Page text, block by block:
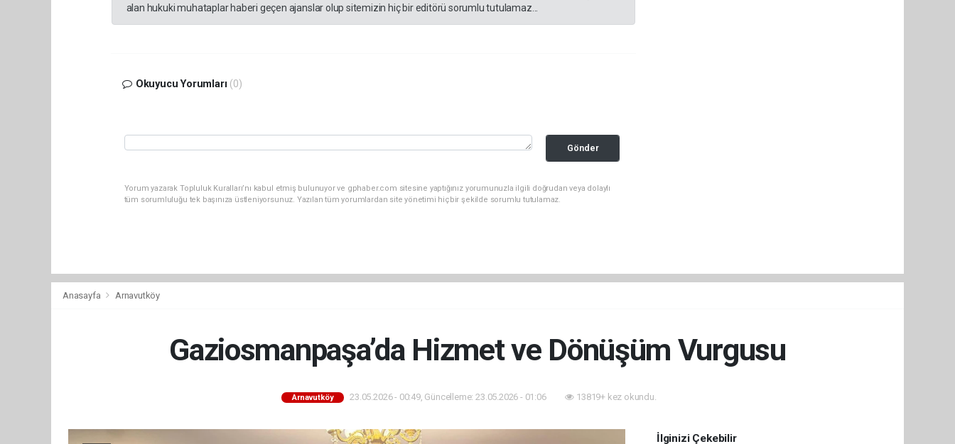
alan hukuki muhataplar haberi geçen ajanslar olup sitemizin hiç bir editörü sorumlu tutulamaz...
Okuyucu Yorumları (0)
Gönder
Yorum yazarak Topluluk Kuralları’nı kabul etmiş bulunuyor ve gphaber.com sitesine yaptığınız yorumunuzla ilgili doğrudan veya dolaylı
tüm sorumluluğu tek başınıza üstleniyorsunuz. Yazılan tüm yorumlardan site yönetimi hiçbir şekilde sorumlu tutulamaz.
Anasayfa Arnavutköy
Gaziosmanpaşa’da Hizmet ve Dönüşüm Vurgusu
Arnavutköy 23.05.2026 - 00:49, Güncelleme: 23.05.2026 - 01:06 13819+ kez okundu.
İlginizi Çekebilir